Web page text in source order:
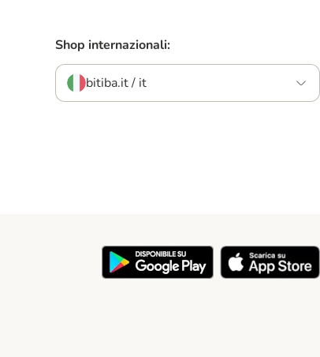
Shop internazionali:
bitiba.it / it